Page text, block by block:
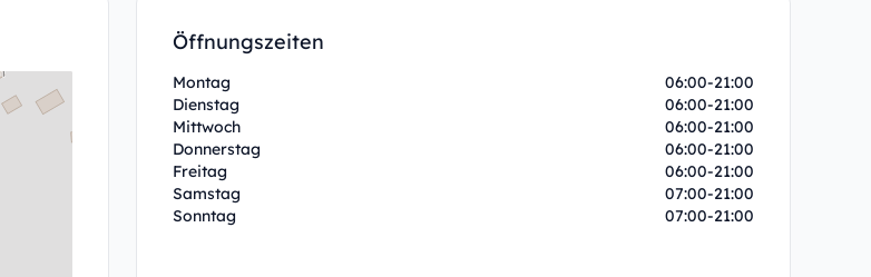
Öffnungszeiten
Montag
06:00-21:00
Dienstag
06:00-21:00
Mittwoch
06:00-21:00
Donnerstag
06:00-21:00
Freitag
06:00-21:00
Samstag
07:00-21:00
Sonntag
07:00-21:00